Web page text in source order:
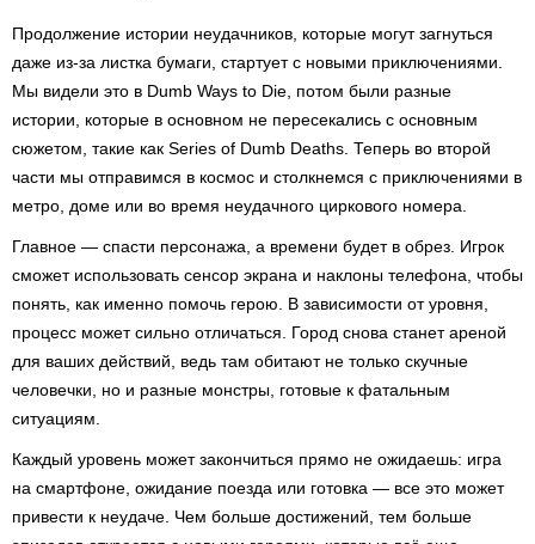
Продолжение истории неудачников, которые могут загнуться
даже из-за листка бумаги, стартует с новыми приключениями.
Мы видели это в Dumb Ways to Die, потом были разные
истории, которые в основном не пересекались с основным
сюжетом, такие как Series of Dumb Deaths. Теперь во второй
части мы отправимся в космос и столкнемся с приключениями в
метро, доме или во время неудачного циркового номера.
Главное — спасти персонажа, а времени будет в обрез. Игрок
сможет использовать сенсор экрана и наклоны телефона, чтобы
понять, как именно помочь герою. В зависимости от уровня,
процесс может сильно отличаться. Город снова станет ареной
для ваших действий, ведь там обитают не только скучные
человечки, но и разные монстры, готовые к фатальным
ситуациям.
Каждый уровень может закончиться прямо не ожидаешь: игра
на смартфоне, ожидание поезда или готовка — все это может
привести к неудаче. Чем больше достижений, тем больше